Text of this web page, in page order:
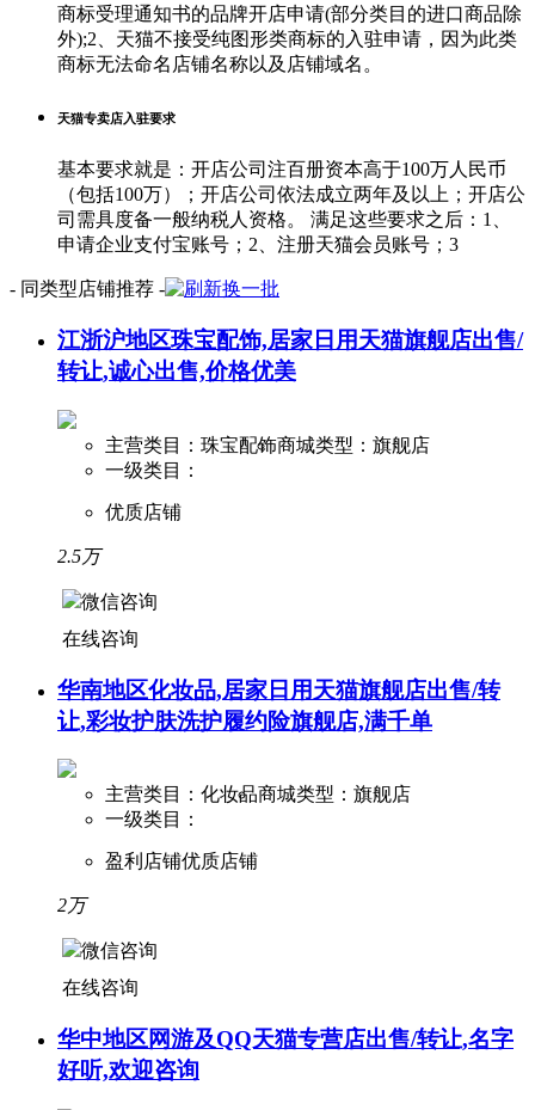
商标受理通知书的品牌开店申请(部分类目的进口商品除
外);2、天猫不接受纯图形类商标的入驻申请，因为此类
商标无法命名店铺名称以及店铺域名。
天猫专卖店入驻要求
基本要求就是：开店公司注百册资本高于100万人民币
（包括100万）；开店公司依法成立两年及以上；开店公
司需具度备一般纳税人资格。 满足这些要求之后：1、
申请企业支付宝账号；2、注册天猫会员账号；3
- 同类型店铺推荐 - 换一批
江浙沪地区珠宝配饰,居家日用天猫旗舰店出售/
转让,诚心出售,价格优美
主营类目：珠宝配饰商城类型：旗舰店
一级类目：
优质店铺
2.5万
微信咨询
在线咨询
华南地区化妆品,居家日用天猫旗舰店出售/转
让,彩妆护肤洗护履约险旗舰店,满千单
主营类目：化妆品商城类型：旗舰店
一级类目：
盈利店铺优质店铺
2万
微信咨询
在线咨询
华中地区网游及QQ天猫专营店出售/转让,名字
好听,欢迎咨询